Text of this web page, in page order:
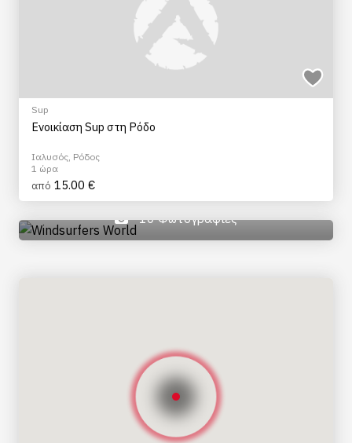
Sup
Ενοικίαση Sup στη Ρόδο
Ιαλυσός, Ρόδος
1 ώρα
από 15.00 €
10 Φωτογραφίες